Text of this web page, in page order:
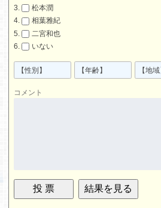
松本潤
相葉雅紀
二宮和也
いない
コメント